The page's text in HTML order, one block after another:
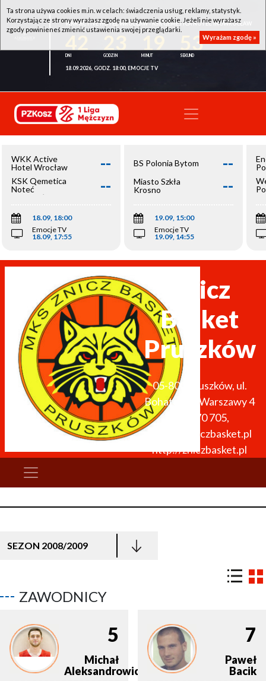
WKK ACTIVE HOTEL WROCŁAW - KSK QEMETICA NOTEĆ INOWROCŁAW
52
18.09.2026, GODZ. 18:00, EMOCJE TV
WKK Active
Hotel Wrocław
--
KSK Qemetica
Noteć
Inowrocław
--
18.09, 18:00
Emocje TV
18.09, 17:55
BS Polonia Bytom --
Miasto Szkła
Krosno
--
19.09, 15:00
Emocje TV
19.09, 14:55
Znicz
Basket
Pruszków
05-800 Pruszków, ul.
Bohaterów Warszawy 4
691 270 705,
zarzad@zniczbasket.pl
http://zniczbasket.pl
SEZON 2008/2009
ZAWODNICY
5
Michał
Aleksandrowicz
7
Paweł
Bacik
Ta strona używa cookies m.in. w celach: świadczenia usług, reklamy, statystyk.
Korzystając ze strony wyrażasz zgodę na używanie cookie. Jeżeli nie wyrażasz
zgody powinieneś zmienić ustawienia swojej przeglądarki.
Wyrażam zgodę »